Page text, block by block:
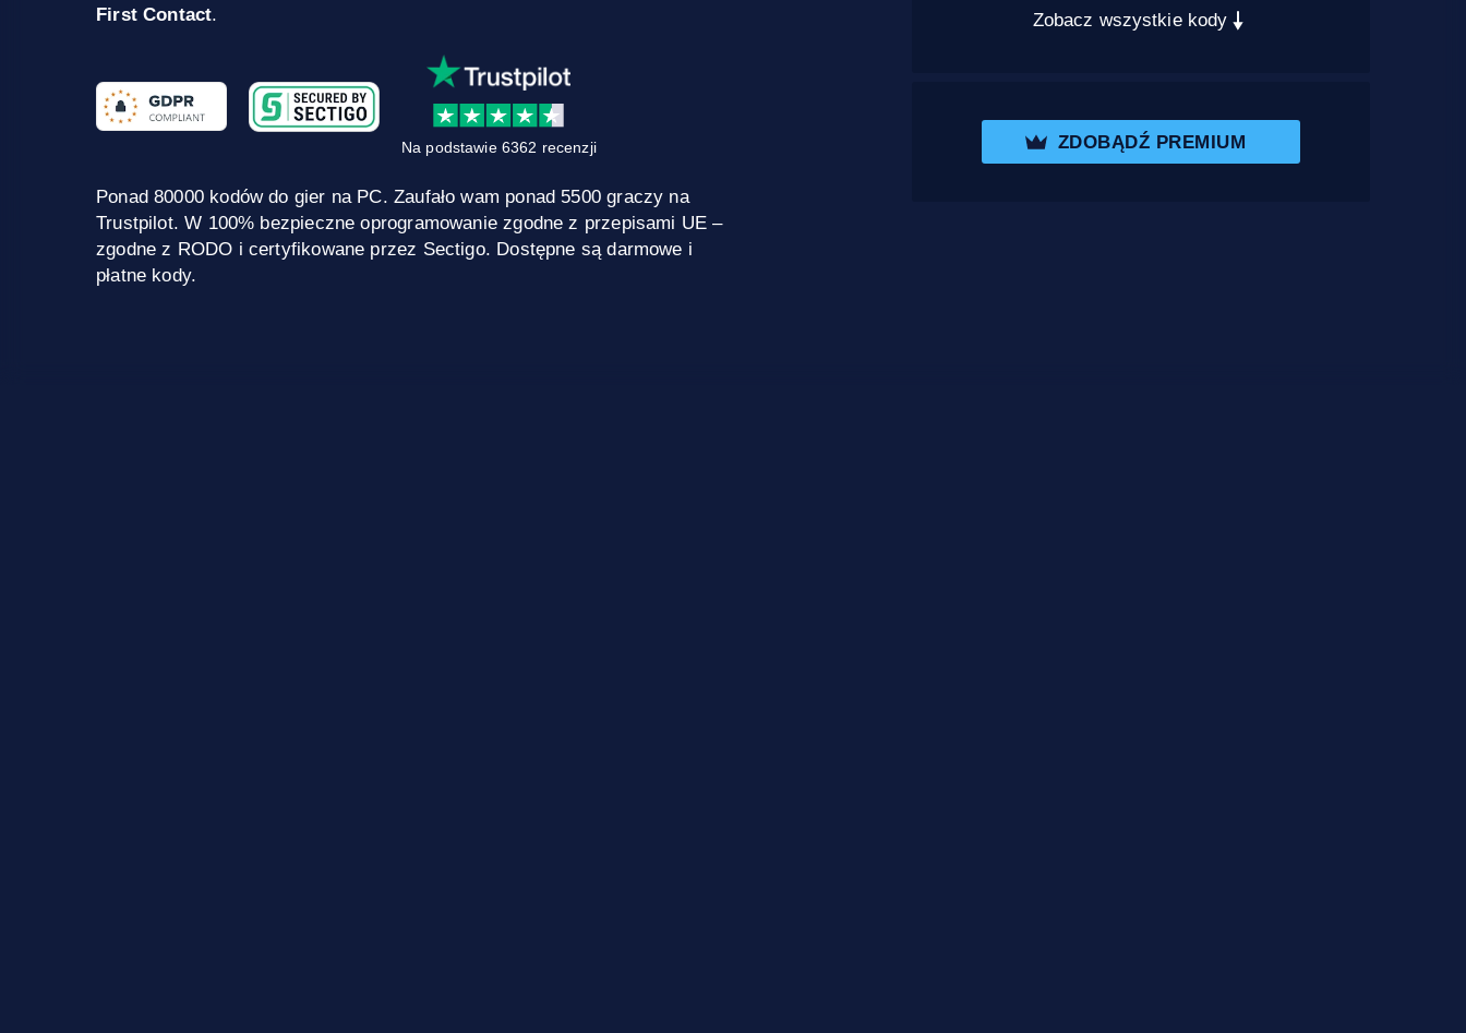
First Contact.
Na podstawie 6362 recenzji
Ponad 80000 kodów do gier na PC. Zaufało wam ponad 5500 graczy na
Trustpilot. W 100% bezpieczne oprogramowanie zgodne z przepisami UE –
zgodne z RODO i certyfikowane przez Sectigo. Dostępne są darmowe i
płatne kody.
Zobacz wszystkie kody
ZDOBĄDŹ PREMIUM